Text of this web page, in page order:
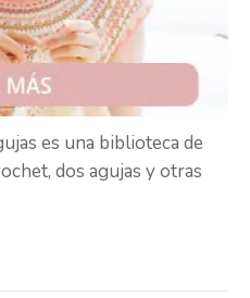
es una biblioteca de
dos agujas y otras